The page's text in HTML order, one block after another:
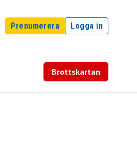
Prenumerera Logga in
Brottskartan